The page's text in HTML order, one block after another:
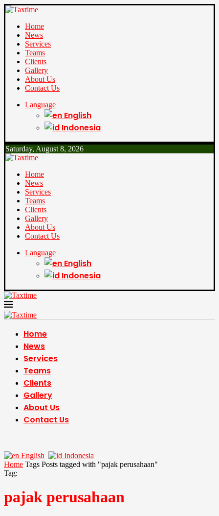
Home
News
Services
Teams
Clients
Gallery
About Us
Contact Us
Language
English
Indonesia
Saturday, August 8, 2026
Home
News
Services
Teams
Clients
Gallery
About Us
Contact Us
Language
English
Indonesia
Home
News
Services
Teams
Clients
Gallery
About Us
Contact Us
English
Indonesia
Home Tags Posts tagged with "pajak perusahaan"
Tag:
pajak perusahaan